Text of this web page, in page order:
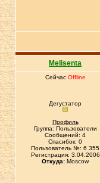
Melisenta
Сейчас Offline
Дегустатор
Профиль
Группа: Пользователи
Сообщений: 4
Спасибок: 0
Пользователь №: 6 355
Регистрация: 3.04.2006
Откуда: Moscow